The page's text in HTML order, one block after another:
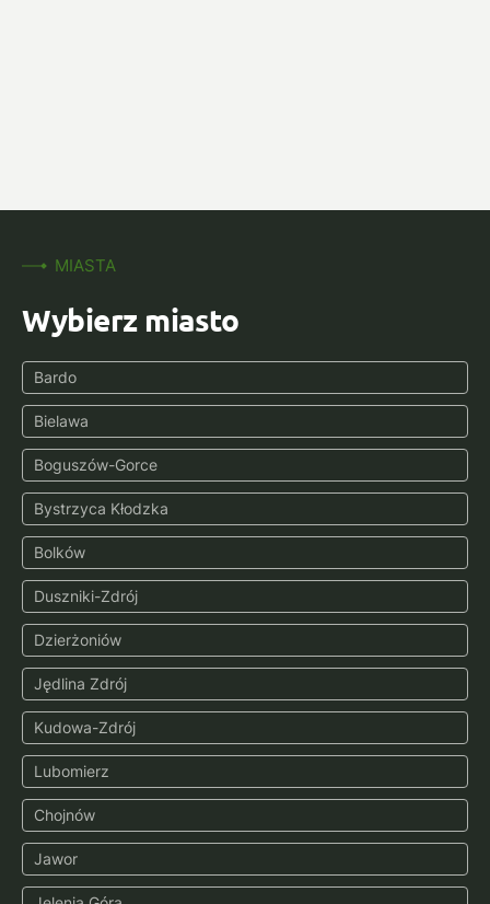
MIASTA
Wybierz miasto
Bardo
Bielawa
Boguszów-Gorce
Bystrzyca Kłodzka
Bolków
Duszniki-Zdrój
Dzierżoniów
Jędlina Zdrój
Kudowa-Zdrój
Lubomierz
Chojnów
Jawor